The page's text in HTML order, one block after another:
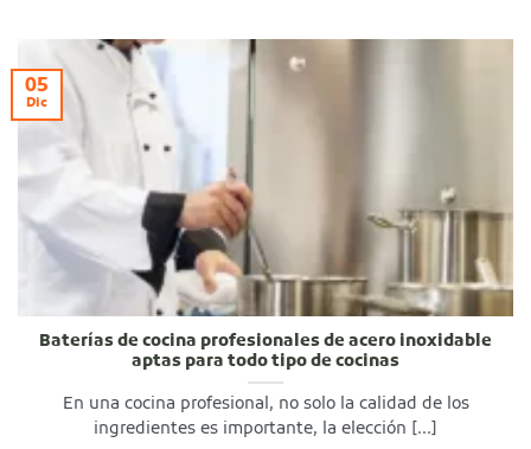
Baterías de cocina profesionales de acero inoxidable
aptas para todo tipo de cocinas
En una cocina profesional, no solo la calidad de los
ingredientes es importante, la elección [...]
05
Dic